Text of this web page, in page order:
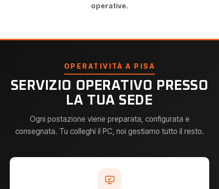
operative.
OPERATIVITÀ A PISA
SERVIZIO OPERATIVO PRESSO
LA TUA SEDE
Ogni postazione viene preparata, configurata e
consegnata. Tu colleghi il PC, noi gestiamo tutto il resto.